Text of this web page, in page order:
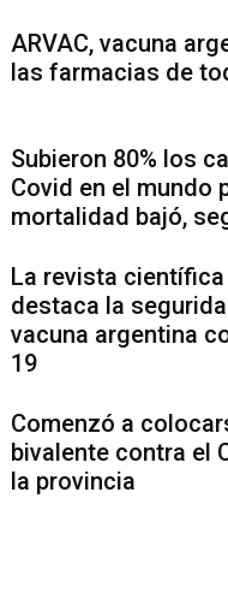
ARVAC, vacuna
las farmacias de
Subieron 80% los
Covid en el mundo
mortalidad bajó,
La revista
destaca la
vacuna argentina
19
Comenzó a
bivalente contra el
la provincia